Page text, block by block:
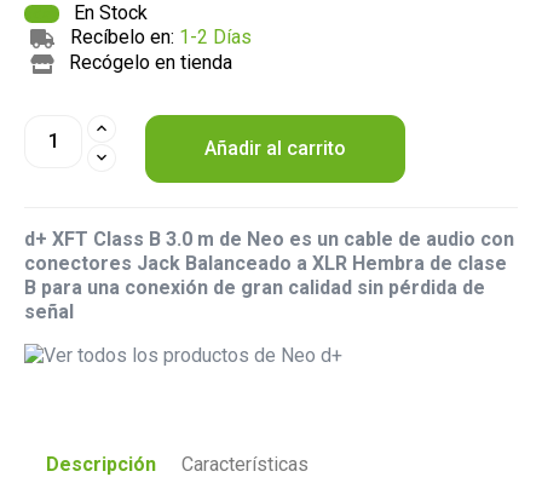
En Stock
Recíbelo en: 1-2 Días
Recógelo en tienda
Añadir al carrito
d+ XFT Class B 3.0 m de Neo es un cable de audio con
conectores Jack Balanceado a XLR Hembra de clase
B para una conexión de gran calidad sin pérdida de
señal
Descripción Características